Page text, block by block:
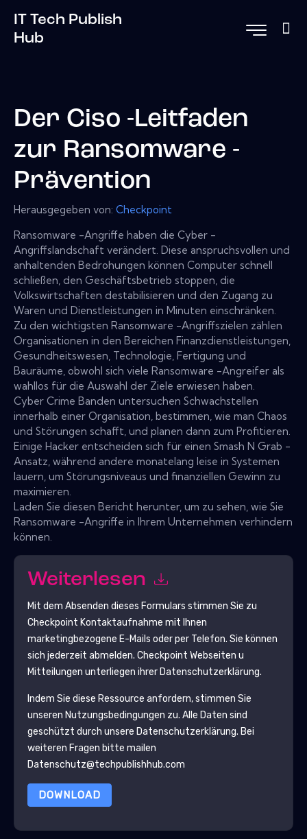
IT Tech Publish
Hub
Der Ciso -Leitfaden
zur Ransomware -
Prävention
Herausgegeben von: Checkpoint
Ransomware -Angriffe haben die Cyber ​​-
Angriffslandschaft verändert. Diese anspruchsvollen und
anhaltenden Bedrohungen können Computer schnell
schließen, den Geschäftsbetrieb stoppen, die
Volkswirtschaften destabilisieren und den Zugang zu
Waren und Dienstleistungen in Minuten einschränken.
Zu den wichtigsten Ransomware -Angriffszielen zählen
Organisationen in den Bereichen Finanzdienstleistungen,
Gesundheitswesen, Technologie, Fertigung und
Bauräume, obwohl sich viele Ransomware -Angreifer als
wahllos für die Auswahl der Ziele erwiesen haben.
Cyber ​​Crime Banden untersuchen Schwachstellen
innerhalb einer Organisation, bestimmen, wie man Chaos
und Störungen schafft, und planen dann zum Profitieren.
Einige Hacker entscheiden sich für einen Smash N Grab -
Ansatz, während andere monatelang leise in Systemen
lauern, um Störungsniveaus und finanziellen Gewinn zu
maximieren.
Laden Sie diesen Bericht herunter, um zu sehen, wie Sie
Ransomware -Angriffe in Ihrem Unternehmen verhindern
können.
Weiterlesen
Mit dem Absenden dieses Formulars stimmen Sie zu
Checkpoint Kontaktaufnahme mit Ihnen
marketingbezogene E-Mails oder per Telefon. Sie können
sich jederzeit abmelden. Checkpoint Webseiten u
Mitteilungen unterliegen ihrer Datenschutzerklärung.
Indem Sie diese Ressource anfordern, stimmen Sie
unseren Nutzungsbedingungen zu. Alle Daten sind
geschützt durch unsere Datenschutzerklärung. Bei
weiteren Fragen bitte mailen
Datenschutz@techpublishhub.com
DOWNLOAD